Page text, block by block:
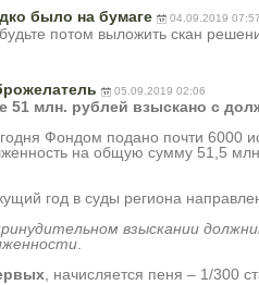
было на бумаге 04.09.2019 07:57
потом выложить скан
05.09.2019 02:06
51 млн. рублей взыскано с
Фондом подано почти 6000
на общую сумму 51,5
год в суды региона
взыскании
, начисляется пеня – 1/300